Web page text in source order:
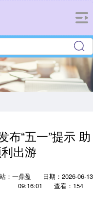
布“五一”提示 助
出游
：一鼎盈
日期：2026-06-13
09:16:01
查看：154